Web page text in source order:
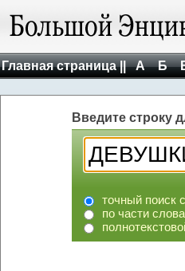
Главная страница || А Б
Введите строку
точный поиск
по части